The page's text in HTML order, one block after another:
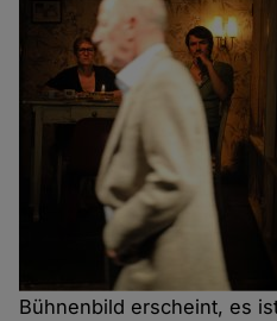
Bühnenbild erscheint, es